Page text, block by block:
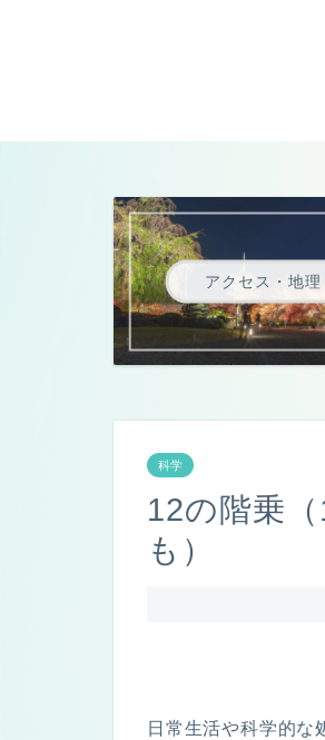
アクセス・地理
科学
12の階乗
も）
日常生活や科学的な